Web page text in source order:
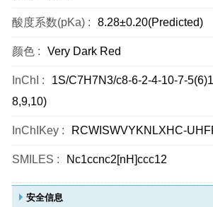
酸度系数(pKa) : 8.28±0.20(Predicted)
颜色 : Very Dark Red
InChI :
1S/C7H7N3/c8-6-2-4-10-7-
8,9,10)
InChIKey : RCWISWVYKNLXHC-
SMILES : Nc1ccnc2[nH]ccc12
安全信息